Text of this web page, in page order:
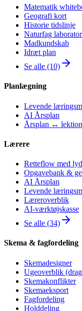
Matematik
Geografi kort
Historie tidslinje
Naturfag
Madkundskab
Idræt plan
Se alle (10)
Planlægning
Levende
AI Årsplan
Årsplan ↔
Lærere
Retteflow med
Opgavebank &
AI Årsplan
Levende
Læreroverblik
AI-værktøjskasse
Se alle (34)
Skema & fagfordeling
Skemadesigner
Ugeoverblik
Skemakonflikter
Skemaeksport
Fagfordeling
Holddeling